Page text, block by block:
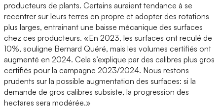
producteurs de plants. Certains auraient tendance à se
recentrer sur leurs terres en propre et adopter des rotations
plus larges, entrainant une baisse mécanique des surfaces
chez ces producteurs. «En 2023, les surfaces ont reculé de
10%, souligne Bernard Quéré, mais les volumes certifiés ont
augmenté en 2024. Cela s’explique par des calibres plus gros
certifiés pour la campagne 2023/2024. Nous restons
prudents sur la possible augmentation des surfaces: si la
demande de gros calibres subsiste, la progression des
hectares sera modérée.»